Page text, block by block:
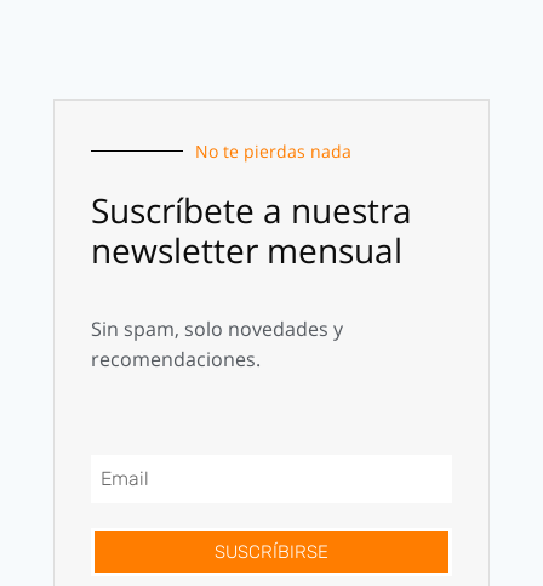
No te pierdas nada
Suscríbete a nuestra
newsletter mensual
Sin spam, solo novedades y
recomendaciones.
SUSCRÍBIRSE